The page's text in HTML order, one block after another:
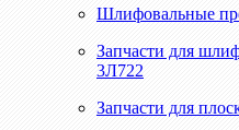
Шлифовальные
Запчасти для
3Л722
Запчасти для